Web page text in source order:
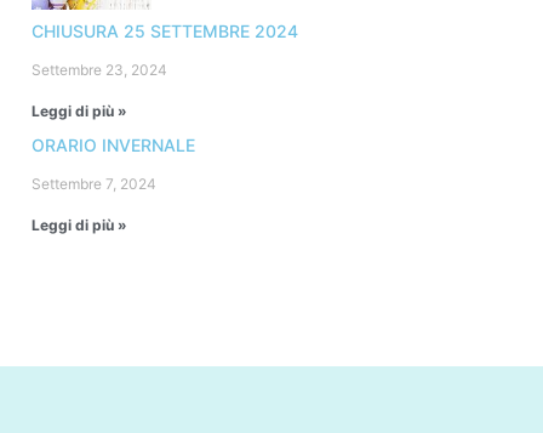
CHIUSURA 25 SETTEMBRE 2024
Settembre 23, 2024
Leggi di più »
ORARIO INVERNALE
Settembre 7, 2024
Leggi di più »